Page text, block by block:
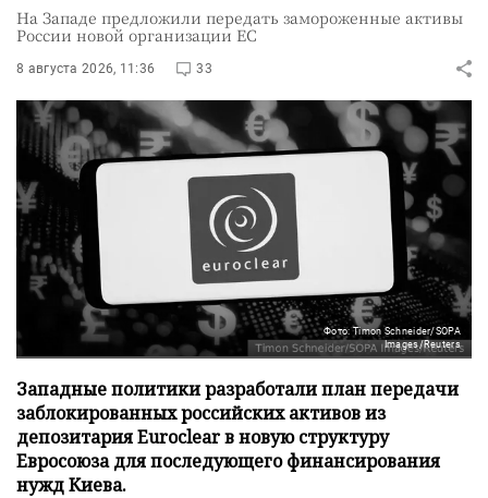
На Западе предложили передать замороженные активы
России новой организации ЕС
8 августа 2026, 11:36 33
Фото: Timon Schneider/SOPA
Images/Reuters
Западные политики разработали план передачи
заблокированных российских активов из
депозитария Euroclear в новую структуру
Евросоюза для последующего финансирования
нужд Киева.